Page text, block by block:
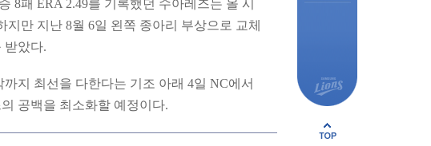
8패 ERA 2.49를 기록했던 수아레즈는 올 시
만 지난 8월 6일 왼쪽 종아리 부상으로 교체
받았다.
지 최선을 다한다는 기조 아래 4일 NC에서
공백을 최소화할 예정이다.